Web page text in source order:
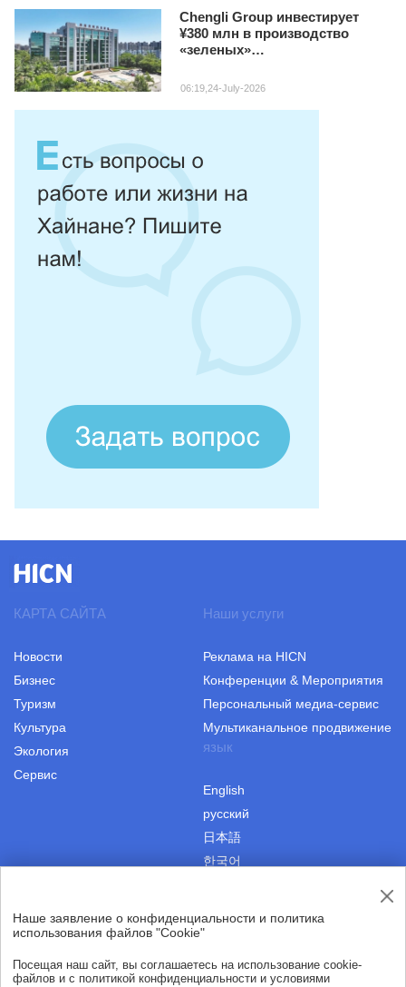
Chengli Group инвестирует
¥380 млн в производство
«зеленых»
Хайнане
06:19,24-July-2026
Наше заявление о конфиденциальности и политика
использования файлов "Cookie"
Посещая наш сайт, вы соглашаетесь на использование cookie-
файлов и с политикой конфиденциальности и условиями
КАРТА САЙТА
Новости
Бизнес
Туризм
Культура
Экология
Сервис
Наши услуги
Реклама на HICN
Конференции & Мероприятия
Персональный медиа-сервис
Мультиканальное продвижение
язык
English
русский
日本語
한국어
Пользовательское соглашение|Авторские права
Политика конфиденциальности| О нас